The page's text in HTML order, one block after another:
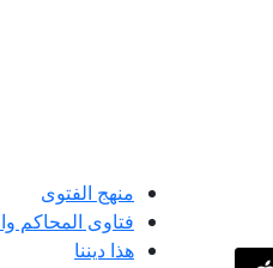
منهج الفتوى
فتاوى المحاكم
هذا ديننا